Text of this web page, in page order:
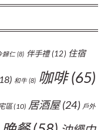
歸仁(8) 伴手禮(12) 住宿
和牛(8) 咖啡(65)
區(10) 居酒屋(24) 戶外